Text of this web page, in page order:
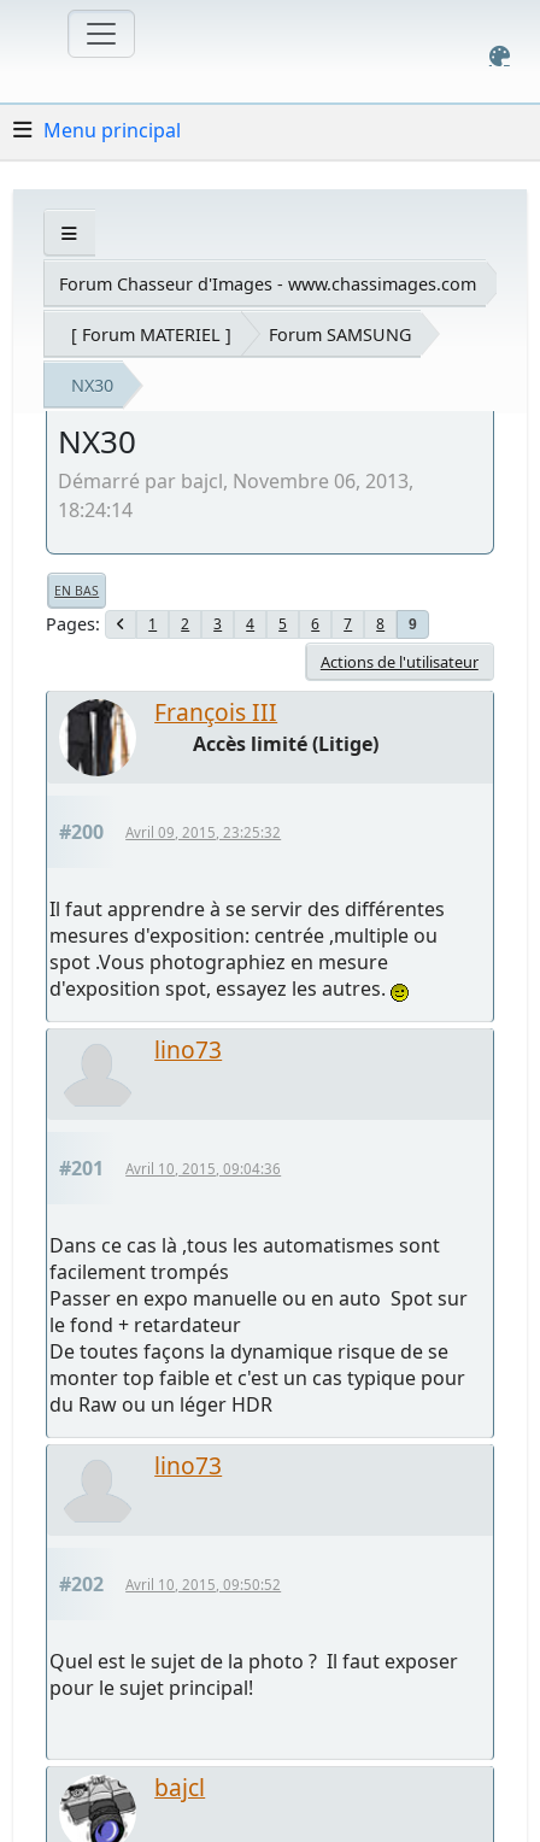
Menu principal
Forum Chasseur d'Images - www.chassimages.com
[ Forum MATERIEL ] Forum SAMSUNG
NX30
NX30
Démarré par bajcl, Novembre 06, 2013,
18:24:14
EN BAS
Pages 1 2 3 4 5 6 7 8 9
Actions de l'utilisateur
François III
Accès limité (Litige)
#200 Avril 09, 2015, 23:25:32
Il faut apprendre à se servir des différentes
mesures d'exposition: centrée ,multiple ou
spot .Vous photographiez en mesure
d'exposition spot, essayez les autres.
lino73
#201 Avril 10, 2015, 09:04:36
Dans ce cas là ,tous les automatismes sont
facilement trompés
Passer en expo manuelle ou en auto Spot sur
le fond + retardateur
De toutes façons la dynamique risque de se
monter top faible et c'est un cas typique pour
du Raw ou un léger HDR
lino73
#202 Avril 10, 2015, 09:50:52
Quel est le sujet de la photo ? Il faut exposer
pour le sujet principal!
bajcl